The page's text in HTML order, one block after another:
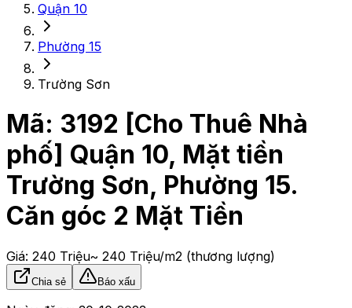
Quận 10
Phường 15
Trường Sơn
Mã: 3192 [Cho Thuê Nhà
phố] Quận 10, Mặt tiền
Trường Sơn, Phường 15.
Căn góc 2 Mặt Tiền
Giá: 240 Triệu~ 240 Triệu/m2 (thương lượng)
Chia sẻ Báo xấu